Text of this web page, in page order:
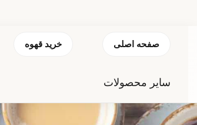
صفحه اصلی خرید قهوه
سایر محصولات